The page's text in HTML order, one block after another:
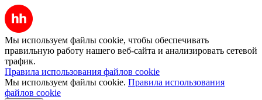
Мы используем файлы cookie, чтобы обеспечивать
правильную работу нашего веб-сайта и анализировать сетевой
трафик.
Правила использования файлов cookie
Мы используем файлы cookie. Правила использования
файлов cookie